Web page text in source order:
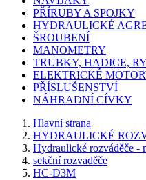
PŘÍRUBY A SPOJKY
HYDRAULICKÉ
ŠROUBENÍ
MANOMETRY
TRUBKY, HADICE,
ELEKTRICKÉ
PŘÍSLUŠENSTVÍ
NÁHRADNÍ CÍVKY
Hlavní strana
HYDRAULICKÉ
Hydraulické rozváděče -
sekční rozvaděče
HC-D3M